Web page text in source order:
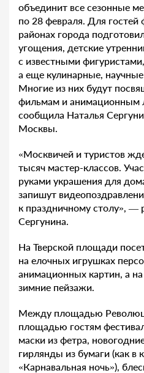
объединит все сезонные
по 28 февраля. Для гостей
районах города
угощения, детские
с известными
а еще кулинарные, научные
Многие из них будут
фильмам и анимационным
сообщила Наталья
Москвы.
«Москвичей и туристов
тысяч мастер-классов.
руками украшения для
запишут
к праздничному столу», —
Сергунина.
На Тверской площади
на елочных игрушках
анимационных картин, а
зимние пейзажи.
Между площадью
площадью гостям
маски из фетра,
гирлянды из бумаги (как в
«Карнавальная ночь»),